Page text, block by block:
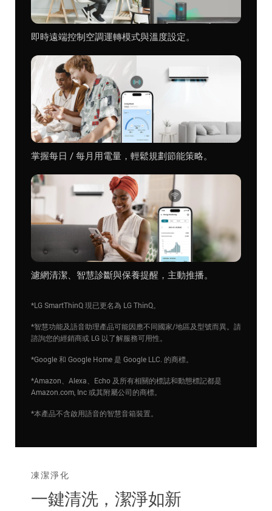
即時遠端控制空調運轉模式與溫度設定。
掌握每日 / 每月用電量，輕鬆規劃節能策略。
濾網清潔、智慧診斷與保養提醒，主動推播。
*LG SmartThinQ 現已更名為 LG ThinQ。
*智慧功能及語音助理產品可能因應不同國家/地區及型號而異。請
諮詢您的經銷商或 LG 以了解服務可用性。
*Google 和 Google Home 是 Google LLC. 的商標。
*Amazon、Alexa、Echo 及所有相關的標誌和動態標記都是
Amazon.com, Inc 或其附屬公司的商標。
*本產品不含啟用語音的智慧音箱裝置。
凍潔淨化
一鍵清洗，潔淨如新